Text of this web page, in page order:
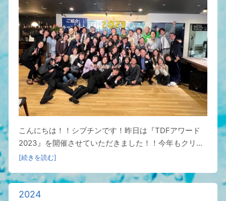
こんにちは！！シブチンです！昨日は『TDFアワード
2023』を開催させていただきました！！今年もクリ...
[続きを読む]
2024